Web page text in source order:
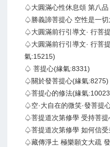
♤大圓滿心性休息頌 第八
♤勝義諦菩提心 空性是一
♤大圓滿前行引導文· 行菩
♤大圓滿前行引導文· 行菩
氣:15215)
♤ 菩提心(緣氣:8331)
♤關於發菩提心(緣氣:8275)
♤菩提心的修法(緣氣
♤空·大自在的微笑·發菩提
♤菩提道次第修學 受持菩
♤菩提道次第修學 如何信
♤藏傳淨土 極樂願文大疏